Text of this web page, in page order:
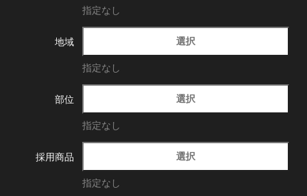
指定なし
地域 選択
指定なし
部位 選択
指定なし
採用商品 選択
指定なし